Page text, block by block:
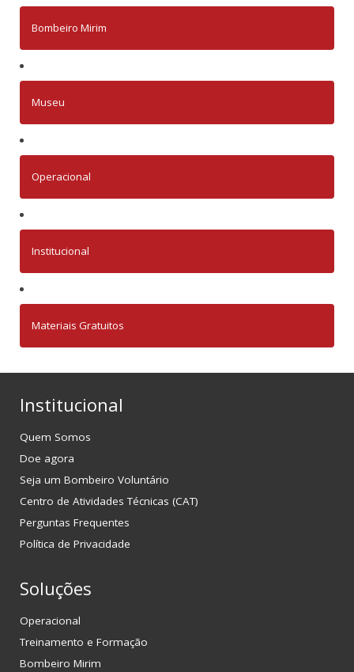
Bombeiro Mirim
Museu
Operacional
Institucional
Materiais Gratuitos
Institucional
Quem Somos
Doe agora
Seja um Bombeiro Voluntário
Centro de Atividades Técnicas (CAT)
Perguntas Frequentes
Política de Privacidade
Soluções
Operacional
Treinamento e Formação
Bombeiro Mirim